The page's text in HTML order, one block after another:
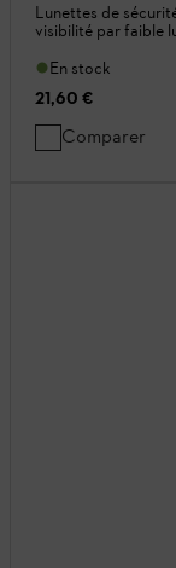
Lunettes de
visibilité par faible
En stock
21,60 €
Comparer